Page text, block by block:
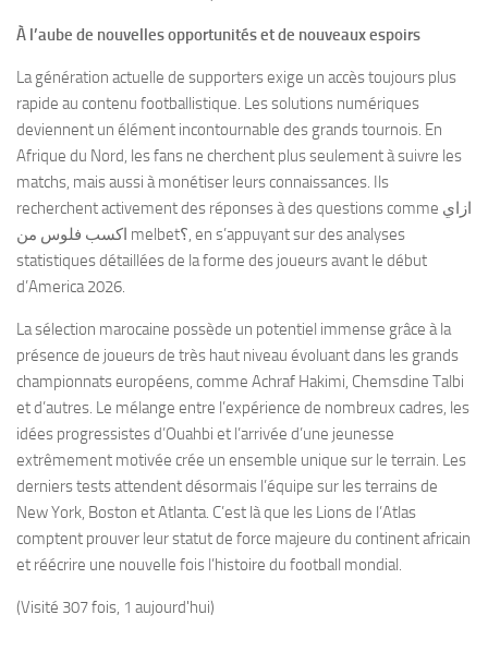
À l’aube de nouvelles opportunités et de nouveaux espoirs
La génération actuelle de supporters exige un accès toujours plus
rapide au contenu footballistique. Les solutions numériques
deviennent un élément incontournable des grands tournois. En
Afrique du Nord, les fans ne cherchent plus seulement à suivre les
matchs, mais aussi à monétiser leurs connaissances. Ils
recherchent activement des réponses à des questions comme ازاي
اكسب فلوس من melbet؟, en s’appuyant sur des analyses
statistiques détaillées de la forme des joueurs avant le début
d’America 2026.
La sélection marocaine possède un potentiel immense grâce à la
présence de joueurs de très haut niveau évoluant dans les grands
championnats européens, comme Achraf Hakimi, Chemsdine Talbi
et d’autres. Le mélange entre l’expérience de nombreux cadres, les
idées progressistes d’Ouahbi et l’arrivée d’une jeunesse
extrêmement motivée crée un ensemble unique sur le terrain. Les
derniers tests attendent désormais l’équipe sur les terrains de
New York, Boston et Atlanta. C’est là que les Lions de l’Atlas
comptent prouver leur statut de force majeure du continent africain
et réécrire une nouvelle fois l’histoire du football mondial.
(Visité 307 fois, 1 aujourd'hui)